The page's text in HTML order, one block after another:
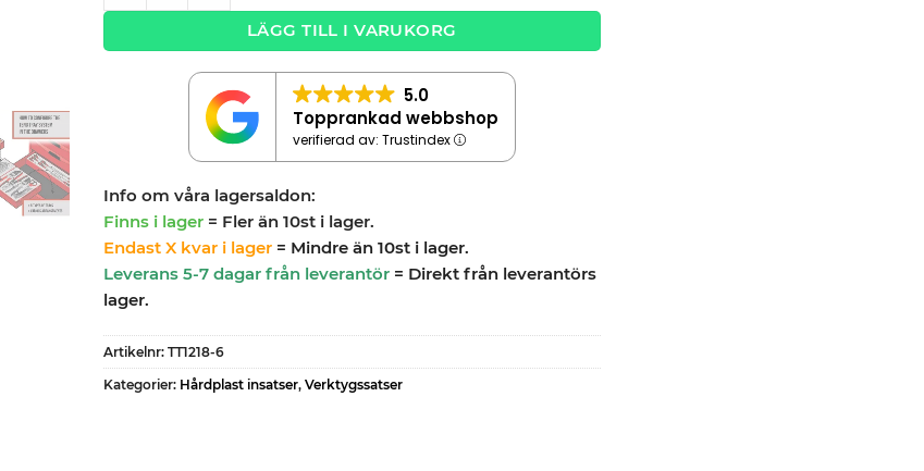
LÄGG TILL I VARUKORG
5.0
Topprankad webbshop
verifierad av: Trustindex
Info om våra lagersaldon:
Finns i lager = Fler än 10st i lager.
Endast X kvar i lager = Mindre än 10st i lager.
Leverans 5-7 dagar från leverantör= Direkt från leverantörs
lager.
Artikelnr: TT1218-6
Kategorier: Hårdplast insatser, Verktygssatser